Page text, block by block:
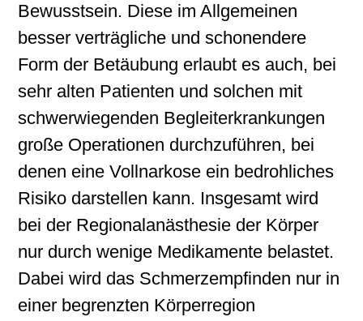
Bewusstsein. Diese im Allgemeinen
besser verträgliche und schonendere
Form der Betäubung erlaubt es auch, bei
sehr alten Patienten und solchen mit
schwerwiegenden Begleiterkrankungen
große Operationen durchzuführen, bei
denen eine Vollnarkose ein bedrohliches
Risiko darstellen kann. Insgesamt wird
bei der Regionalanästhesie der Körper
nur durch wenige Medikamente belastet.
Dabei wird das Schmerzempfinden nur in
einer begrenzten Körperregion